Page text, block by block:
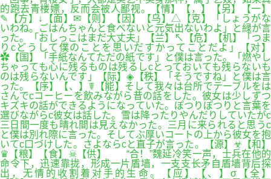
的跑去青楼嫖，反而会被人鄙视。【情】【，】【另】【一】
✎【方】↓【面】✉【则】【因】【乌】△【克】「しょうがな
いわね。ごはんちゃんと食べないと元気出ないわよ」と緑が言
った。「おしっこはまだ大丈夫」【兰】↖【危】【机】「つま
りcどうして僕のことを思いだすかってことだよ」【对】
✿【国】「手紙なんてただの紙です」と僕は言った。「燃やし
ちゃっても心に残るものは残るしcとっておいても残らないも
のは残らないんです」【际】◈【秩】「そうですね」と僕は言
った。【序】【、】☤【能】そして我々は台所でテーブルをは
さんでcコーヒーを飲みながら昔の話をした。彼女は少しずつ
キズキの話ができるようになっていた。ぽつりぽつりと言葉を
選びながらc彼女は話した。雪は降ったりやんだりしていたがc
三日間一度も晴れ間は見えなかった。三月に来られると思うc
と僕は別れ際に言った。そしてぶ厚いコートの上から彼女を抱
いてc口づけした。さよならcと直子が言った。【源】☣【和】
♛【粮】【食】☠【供】 “合！”魏延冷笑一声，士兵在他的
命令下，迅速靠拢，形成一片盾墙，一支支长矛自盾墙背后探
出，无情的收割着对手的生命。【应】【、】σ【全】